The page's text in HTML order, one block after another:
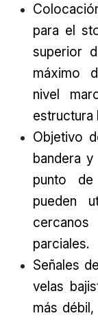
para el
superior
máximo
nivel
estructura
Objetivo
bandera
punto
pueden
parciales.
Señales
velas
más